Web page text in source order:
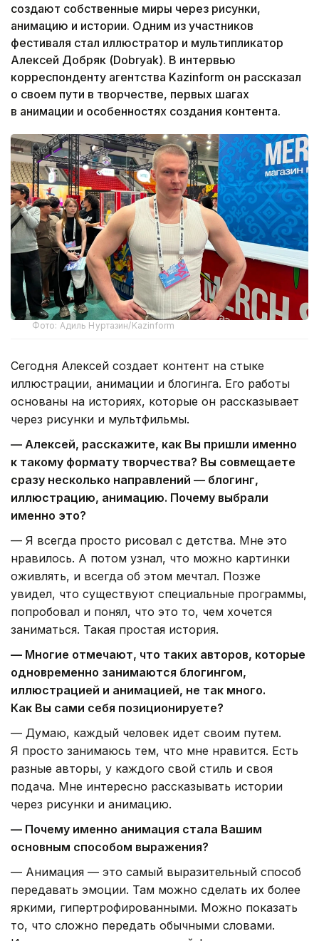
создают собственные миры через рисунки,
анимацию и истории. Одним из участников
фестиваля стал иллюстратор и мультипликатор
Алексей Добряк (Dobryak). В интервью
корреспонденту агентства Kazinform он рассказал
о своем пути в творчестве, первых шагах
в анимации и особенностях создания контента.
Фото: Адиль Нуртазин/Kazinform
Сегодня Алексей создает контент на стыке
иллюстрации, анимации и блогинга. Его работы
основаны на историях, которые он рассказывает
через рисунки и мультфильмы.
— Алексей, расскажите, как Вы пришли именно
к такому формату творчества? Вы совмещаете
сразу несколько направлений — блогинг,
иллюстрацию, анимацию. Почему выбрали
именно это?
— Я всегда просто рисовал с детства. Мне это
нравилось. А потом узнал, что можно картинки
оживлять, и всегда об этом мечтал. Позже
увидел, что существуют специальные программы,
попробовал и понял, что это то, чем хочется
заниматься. Такая простая история.
— Многие отмечают, что таких авторов, которые
одновременно занимаются блогингом,
иллюстрацией и анимацией, не так много.
Как Вы сами себя позиционируете?
— Думаю, каждый человек идет своим путем.
Я просто занимаюсь тем, что мне нравится. Есть
разные авторы, у каждого свой стиль и своя
подача. Мне интересно рассказывать истории
через рисунки и анимацию.
— Почему именно анимация стала Вашим
основным способом выражения?
— Анимация — это самый выразительный способ
передавать эмоции. Там можно сделать их более
яркими, гипертрофированными. Можно показать
то, что сложно передать обычными словами.